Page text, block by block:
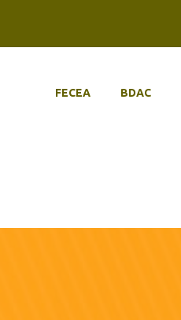
FECEA BDAC